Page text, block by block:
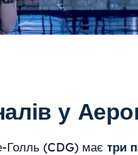
у
(CDG) має три